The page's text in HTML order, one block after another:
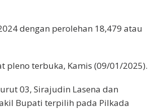
dengan perolehan 18,479 atau
terbuka, Kamis (09/01/2025).
03, Sirajudin Lasena dan
Bupati terpilih pada Pilkada